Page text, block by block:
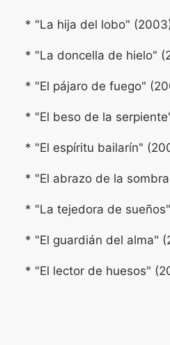
* "La hija del lobo"
* "La doncella de hielo"
* "El pájaro de fuego"
* "El beso de la
* "El espíritu bailarín"
* "El abrazo de la
* "La tejedora de
* "El guardián del alma"
* "El lector de huesos"